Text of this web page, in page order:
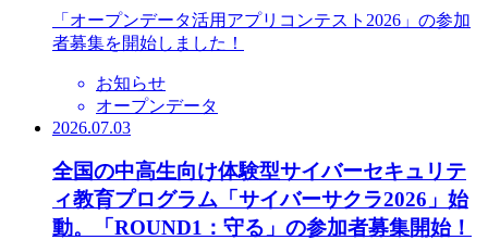
「オープンデータ活用アプリコンテスト2026」の参加
者募集を開始しました！
お知らせ
オープンデータ
2026.07.03
全国の中高生向け体験型サイバーセキュリテ
ィ教育プログラム「サイバーサクラ2026」始
動。「ROUND1：守る」の参加者募集開始！